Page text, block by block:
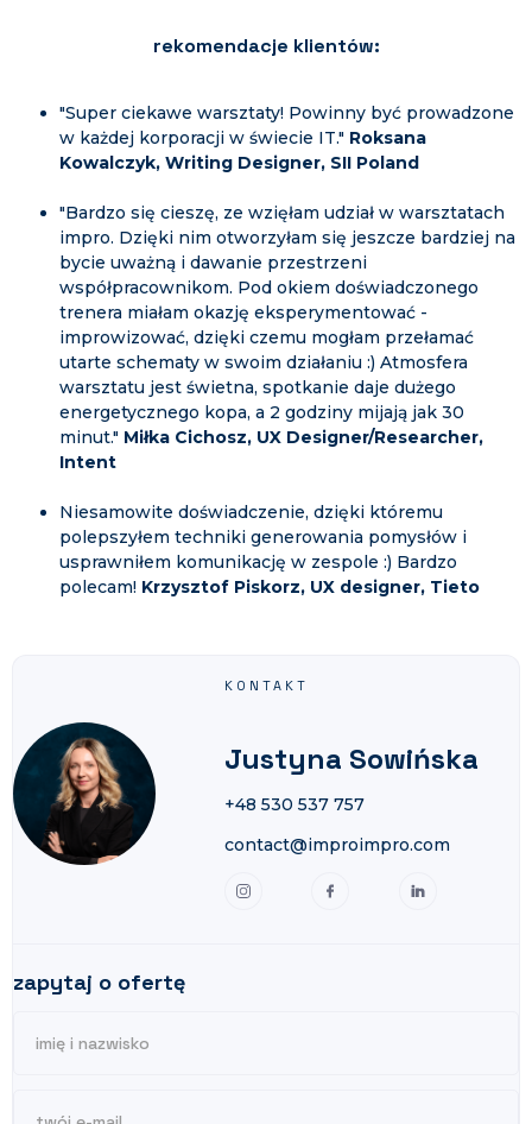
rekomendacje klientów:
"Super ciekawe warsztaty! Powinny być prowadzone
w każdej korporacji w świecie IT." Roksana
Kowalczyk, Writing Designer, SII Poland
"Bardzo się cieszę, ze wzięłam udział w warsztatach
impro. Dzięki nim otworzyłam się jeszcze bardziej na
bycie uważną i dawanie przestrzeni
współpracownikom. Pod okiem doświadczonego
trenera miałam okazję eksperymentować -
improwizować, dzięki czemu mogłam przełamać
utarte schematy w swoim działaniu :) Atmosfera
warsztatu jest świetna, spotkanie daje dużego
energetycznego kopa, a 2 godziny mijają jak 30
minut." Miłka Cichosz, UX Designer/Researcher,
Intent
Niesamowite doświadczenie, dzięki któremu
polepszyłem techniki generowania pomysłów i
usprawniłem komunikację w zespole :) Bardzo
polecam! Krzysztof Piskorz, UX designer, Tieto
KONTAKT
Justyna Sowińska
+48 530 537 757
contact@improimpro.com
zapytaj o ofertę